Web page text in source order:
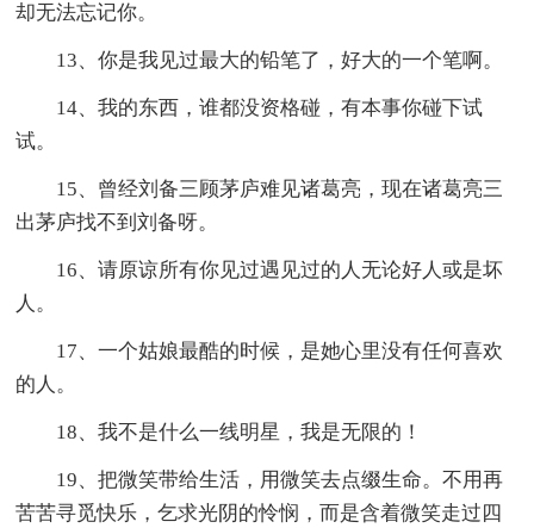
却无法忘记你。
13、你是我见过最大的铅笔了，好大的一个笔啊。
14、我的东西，谁都没资格碰，有本事你碰下试
试。
15、曾经刘备三顾茅庐难见诸葛亮，现在诸葛亮三
出茅庐找不到刘备呀。
16、请原谅所有你见过遇见过的人无论好人或是坏
人。
17、一个姑娘最酷的时候，是她心里没有任何喜欢
的人。
18、我不是什么一线明星，我是无限的！
19、把微笑带给生活，用微笑去点缀生命。不用再
苦苦寻觅快乐，乞求光阴的怜悯，而是含着微笑走过四